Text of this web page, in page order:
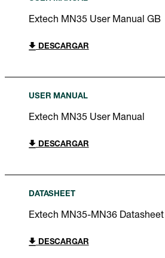
Extech MN35 User Manual GB
DESCARGAR
USER MANUAL
Extech MN35 User Manual
DESCARGAR
DATASHEET
Extech MN35-MN36 Datasheet
DESCARGAR